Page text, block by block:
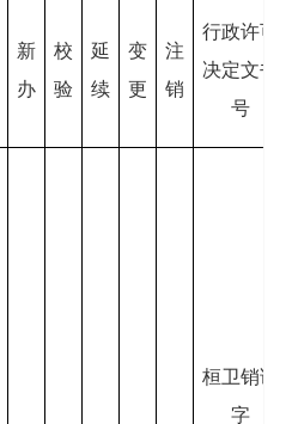
新
办
校
验
延
续
变
更
注
销
行政许可
决定文书
号
桓卫销证
字